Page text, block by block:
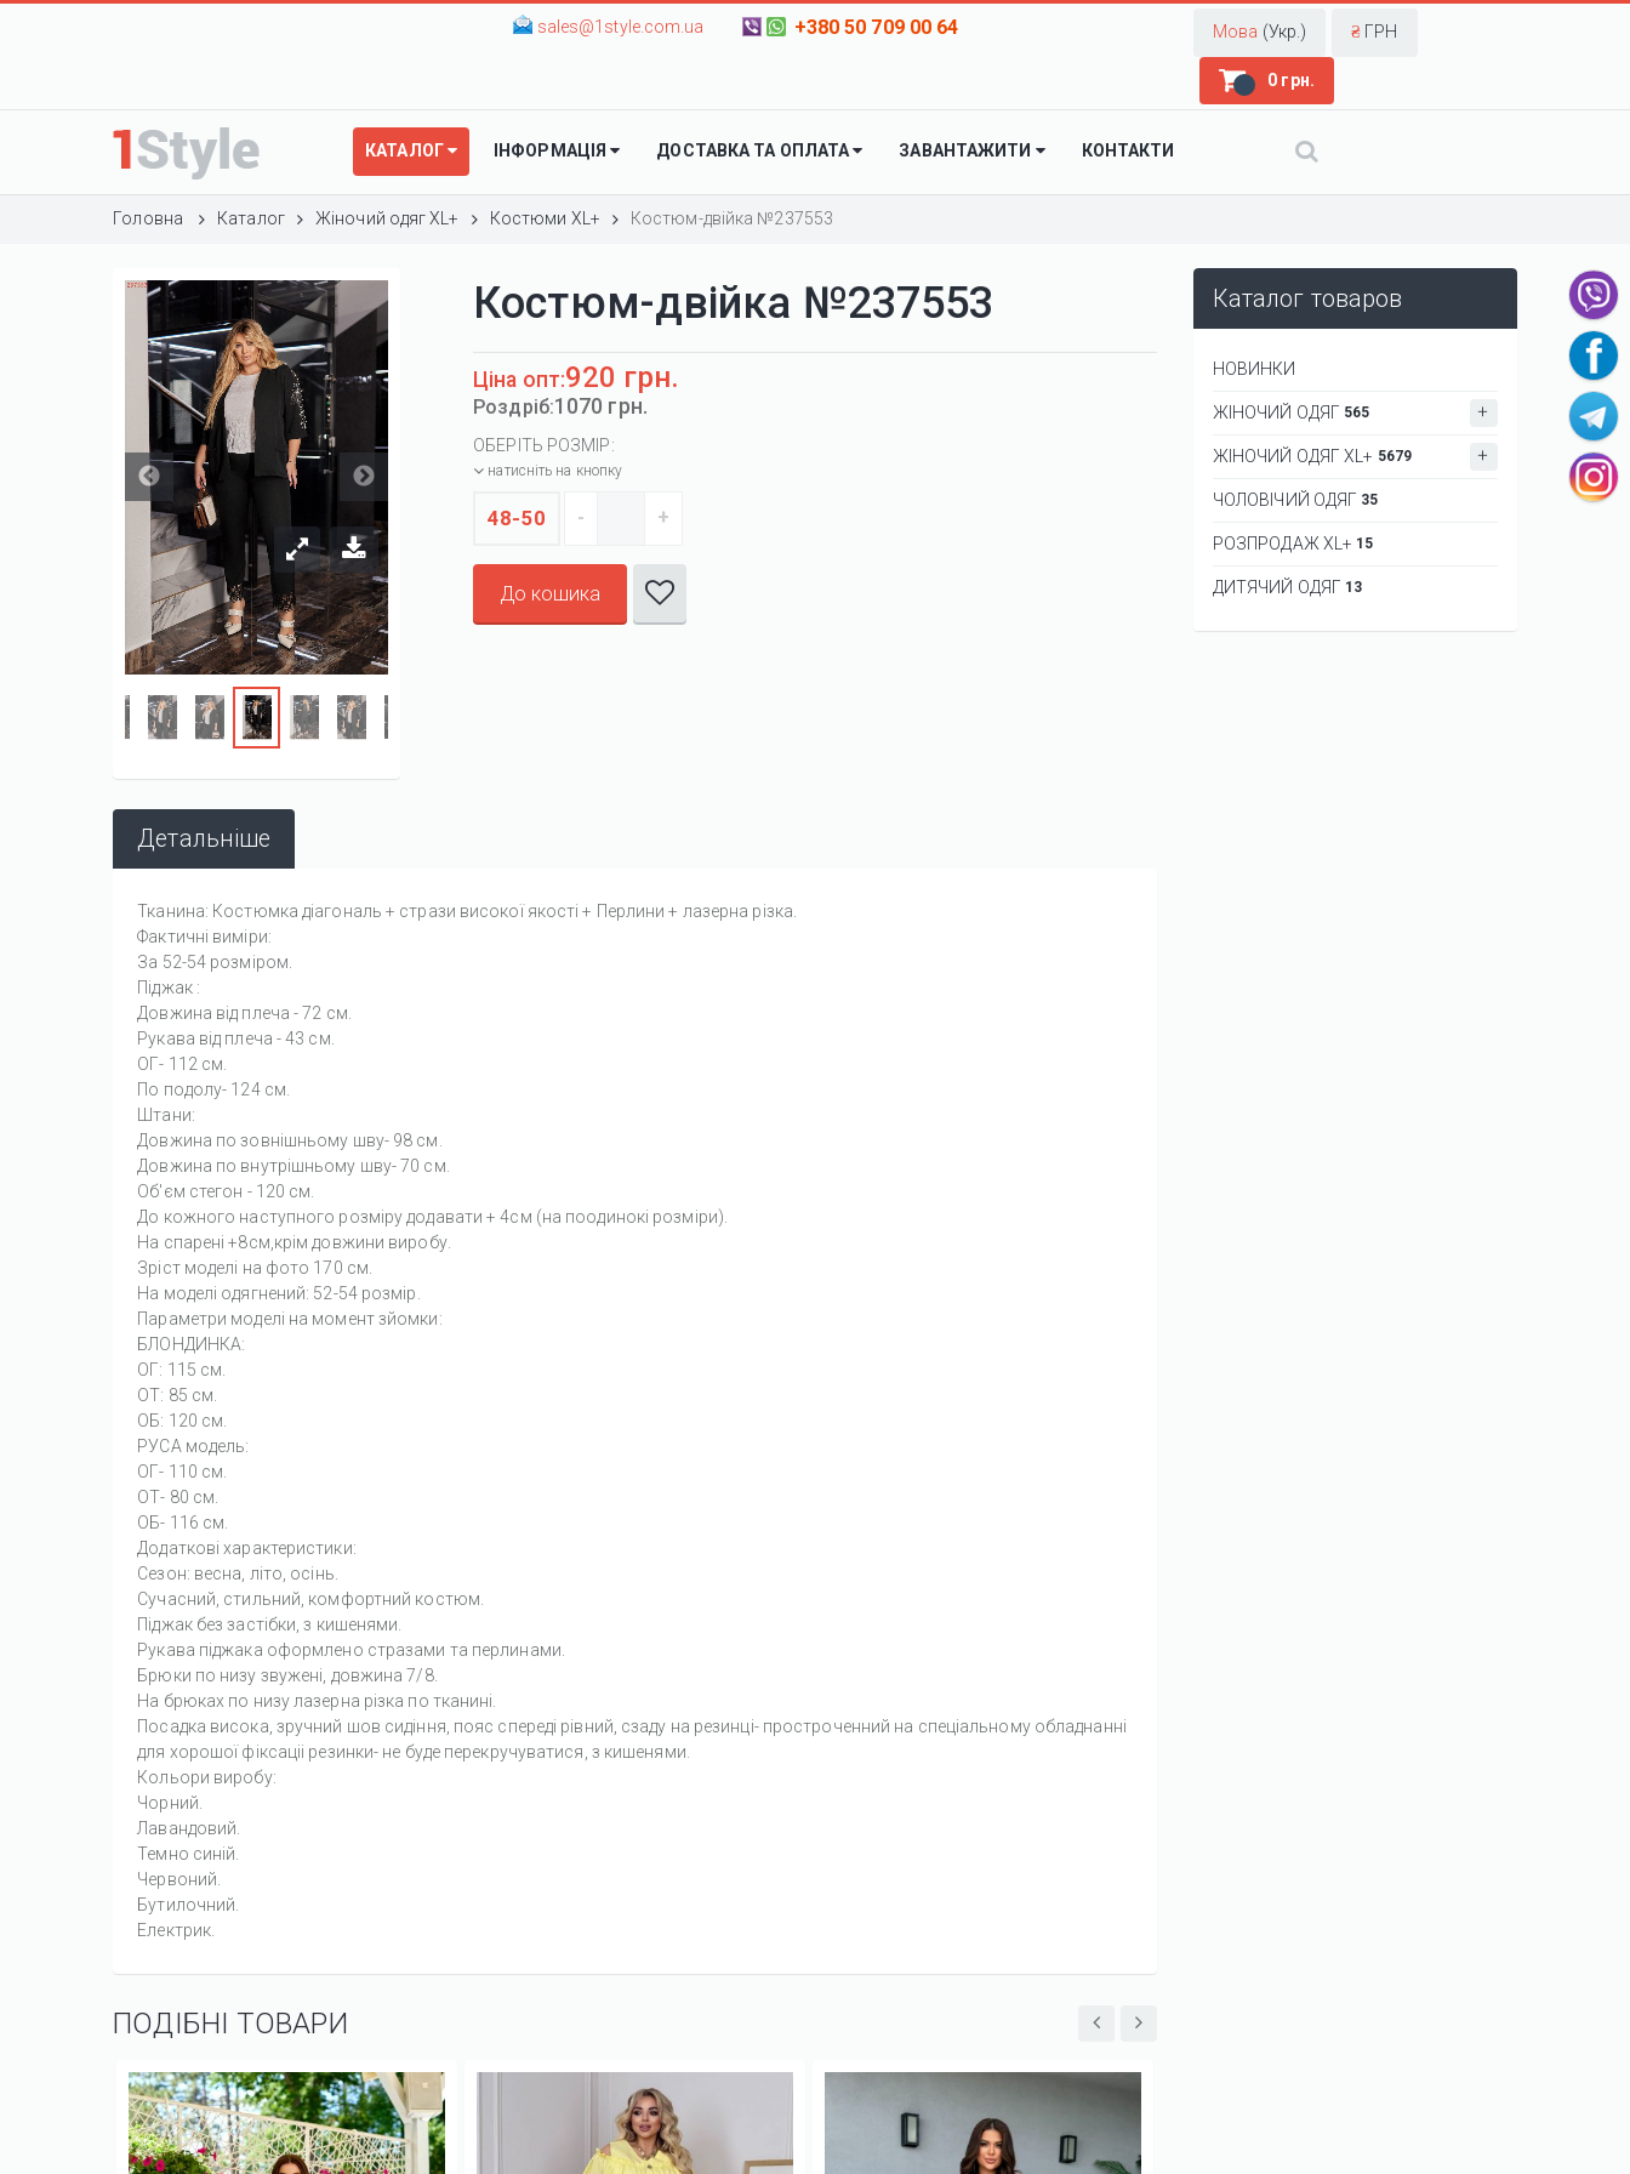
sales@1style.com.ua +380 50 709 00 64 Мова (Укр.) ₴ ГРН
0 грн.
КАТАЛОГ ІНФОРМАЦІЯ ДОСТАВКА ТА ОПЛАТА ЗАВАНТАЖИТИ КОНТАКТИ
Головна Каталог Жіночий одяг XL+ Костюми XL+ Костюм-двійка №237553
Костюм-двійка №237553
Ціна опт:920 грн.
Роздріб:1070 грн.
ОБЕРІТЬ РОЗМІР:
натисніть на кнопку
48-50
До кошика
Детальніше
Тканина: Костюмка діагональ + стрази високої якості + Перлини + лазерна різка.
Фактичні виміри:
За 52-54 розміром.
Піджак :
Довжина від плеча - 72 см.
Рукава від плеча - 43 см.
ОГ- 112 см.
По подолу- 124 см.
Штани:
Довжина по зовнішньому шву- 98 см.
Довжина по внутрішньому шву- 70 см.
Об'єм стегон - 120 см.
До кожного наступного розміру додавати + 4см (на поодинокі розміри).
На спарені +8см,крім довжини виробу.
Зріст моделі на фото 170 см.
На моделі одягнений: 52-54 розмір.
Параметри моделі на момент зйомки:
БЛОНДИНКА:
ОГ: 115 см.
ОТ: 85 см.
ОБ: 120 см.
РУСА модель:
ОГ- 110 см.
ОТ- 80 см.
ОБ- 116 см.
Додаткові характеристики:
Сезон: весна, літо, осінь.
Сучасний, стильний, комфортний костюм.
Піджак без застібки, з кишенями.
Рукава піджака оформлено стразами та перлинами.
Брюки по низу звужені, довжина 7/8.
На брюках по низу лазерна різка по тканині.
Посадка висока, зручний шов сидіння, пояс спереді рівний, сзаду на резинці- простроченний на спеціальному обладнанні
для хорошої фіксаціі резинки- не буде перекручуватися, з кишенями.
Кольори виробу:
Чорний.
Лавандовий.
Темно синій.
Червоний.
Бутилочний.
Електрик.
ПОДІБНІ ТОВАРИ
Каталог товаров
НОВИНКИ
ЖІНОЧИЙ ОДЯГ 565
ЖІНОЧИЙ ОДЯГ XL+ 5679
ЧОЛОВІЧИЙ ОДЯГ 35
РОЗПРОДАЖ XL+ 15
ДИТЯЧИЙ ОДЯГ 13